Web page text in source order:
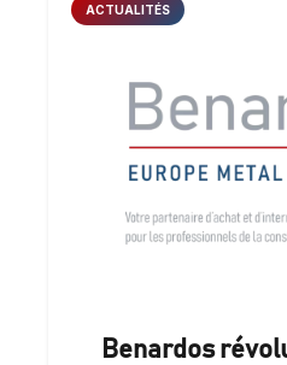
ACTUALITÉS
Benardos